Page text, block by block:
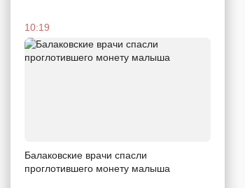
10:19
Балаковские врачи спасли
проглотившего монету малыша